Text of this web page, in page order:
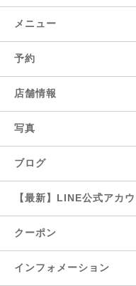
メニュー
予約
店舗情報
写真
ブログ
【最新】LINE公式アカ
クーポン
インフォメーション